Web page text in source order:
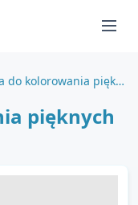
Strona do kolorowania pięknych kwiatów
pięknych